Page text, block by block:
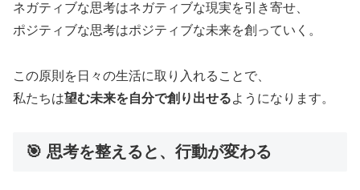
ネガティブな思考はネガティブな現実を引き寄せ、
ポジティブな思考はポジティブな未来を創っていく。
この原則を日々の生活に取り入れることで、
私たちは望む未来を自分で創り出せるようになります。
🎯 思考を整えると、行動が変わる